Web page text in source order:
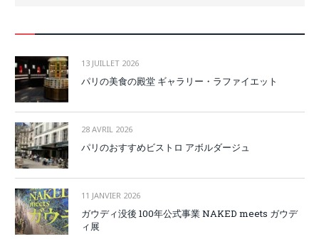
13 JUILLET 2026
パリの美食の殿堂 ギャラリー・ラファイエット
28 AVRIL 2026
パリのおすすめビストロ アボルダージュ
11 JANVIER 2026
ガウディ没後 100年公式事業 NAKED meets ガウデ
ィ展